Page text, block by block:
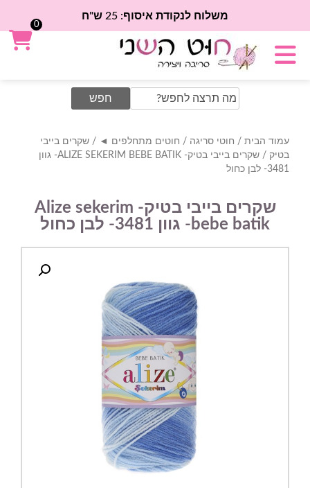
משלוח לנקודת איסוף: 25 ש"ח
Search
for:
עמוד הבית / חוטי סריגה / חוטים מתחלפים ◄ / שקרים בייבי
בטיק
/ שקרים בייבי בטיק- ALIZE SEKERIM BEBE BATIK- גוון
3481- לבן כחול
שקרים בייבי בטיק- Alize sekerim
bebe batik- גוון 3481- לבן כחול
0